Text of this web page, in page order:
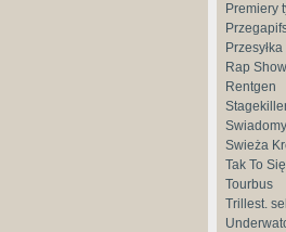
Premiery
Rap Show
Rentgen
Świeża
Tak To
Tourbus
Trillest.